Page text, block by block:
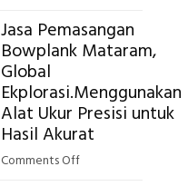
Cooler
Berbasis
Pertanian,
ini
Komponen,
Jasa Pemasangan
Bowplank Mataram,
Global
Ekplorasi.Menggunakan
Alat Ukur Presisi untuk
Hasil Akurat
Comments Offon